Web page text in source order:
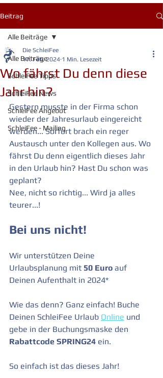
Beitrag
Alle Beiträge
SchleiFee Tipps
SchleiFee News
SchleiFee Angebot
SchleiFee - Mailing
Alle Beiträge
Wo fährst Du denn diese
Jahr hin?
Die SchleiFee
17. Feb. 2024 1 Min. Lesezeit
Gestern musste in der Firma schon
wieder der Jahresurlaub eingereicht
werden... Sorfort brach ein reger
Austausch unter den Kollegen aus. Wo
fährst Du denn eigentlich dieses Jahr
in den Urlaub hin? Hast Du schon was
geplant?
Nee, nicht so richtig... Wird ja alles
teurer...!
Bei uns nicht!
Wir unterstützen Deine
Urlaubsplanung mit 50 Euro auf
Deinen Aufenthalt in 2024*
Wie das denn? Ganz einfach! Buche
Deinen SchleiFee Urlaub Online und
gebe in der Buchungsmaske den
Rabattcode SPRING24 ein.
So einfach ist das dieses Jahr!